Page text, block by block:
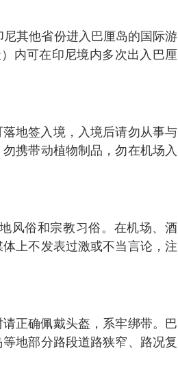
其他省份进入巴厘岛的国际游
内可在印尼境内多次出入巴厘
地签入境，入境后请勿从事与
携带动植物制品，勿在机场入
风俗和宗教习俗。在机场、酒
上不发表过激或不当言论，注
正确佩戴头盔，系牢绑带。巴
地部分路段道路狭窄、路况复